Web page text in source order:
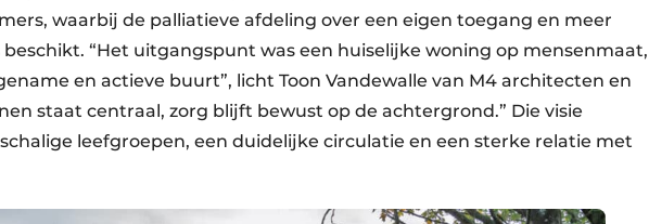
waarbij de palliatieve afdeling over een eigen toegang en meer
“Het uitgangspunt was een huiselijke woning op mensenmaat,
en actieve buurt”, licht Toon Vandewalle van M4 architecten en
staat centraal, zorg blijft bewust op de achtergrond.” Die visie
leefgroepen, een duidelijke circulatie en een sterke relatie met